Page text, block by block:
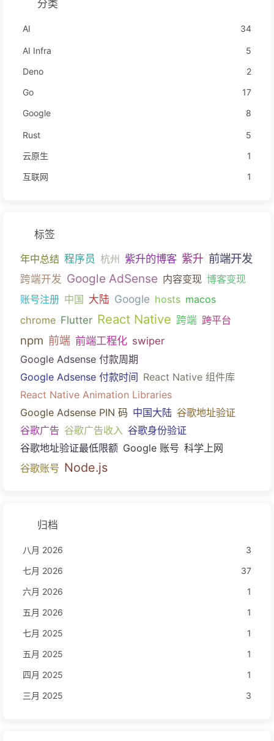
分类
AI 34
AI Infra
5
Deno
2
Go
17
Google
8
Rust
5
云原生
1
互联网
1
标签
年中总结 程序员 杭州 紫升的博客 紫升 前端开发
跨端开发 Google AdSense 内容变现 博客变现
账号注册 中国 大陆 Google hosts macos
chrome Flutter React Native 跨端 跨平台
npm 前端 前端工程化 swiper
Google Adsense 付款周期
Google Adsense 付款时间 React Native 组件库
React Native Animation Libraries
Google Adsense PIN 码 中国大陆 谷歌地址验证
谷歌广告 谷歌广告收入 谷歌身份验证
谷歌地址验证最低限额 Google 账号 科学上网
谷歌账号 Node.js
归档
八月 2026
3
七月 2026
37
六月 2026
1
五月 2026
1
七月 2025
1
五月 2025
1
四月 2025
1
三月 2025
3